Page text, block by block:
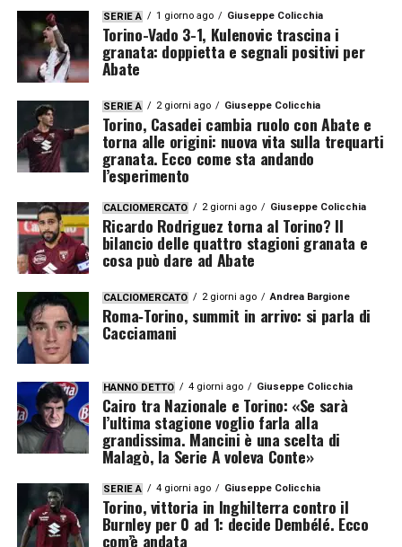
SERIE A 1 giorno ago Giuseppe Colicchia
Torino-Vado 3-1, Kulenovic trascina i
granata: doppietta e segnali positivi per
Abate
SERIE A 2 giorni ago Giuseppe Colicchia
Torino, Casadei cambia ruolo con Abate e
torna alle origini: nuova vita sulla trequarti
granata. Ecco come sta andando
l’esperimento
CALCIOMERCATO 2 giorni ago Giuseppe Colicchia
Ricardo Rodriguez torna al Torino? Il
bilancio delle quattro stagioni granata e
cosa può dare ad Abate
CALCIOMERCATO 2 giorni ago Andrea Bargione
Roma‑Torino, summit in arrivo: si parla di
Cacciamani
HANNO DETTO 4 giorni ago Giuseppe Colicchia
Cairo tra Nazionale e Torino: «Se sarà
l’ultima stagione voglio farla alla
grandissima. Mancini è una scelta di
Malagò, la Serie A voleva Conte»
SERIE A 4 giorni ago Giuseppe Colicchia
Torino, vittoria in Inghilterra contro il
Burnley per 0 ad 1: decide Dembélé. Ecco
com’è andata